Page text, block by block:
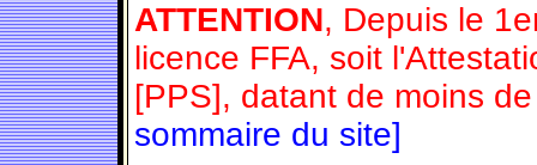
ATTENTION, Depuis le
licence FFA, soit
[PPS], datant de moins
sommaire du site]